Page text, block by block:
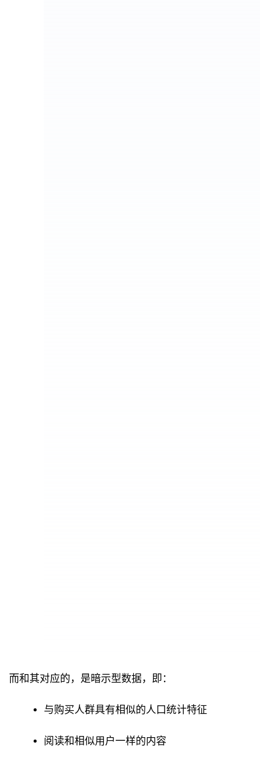
而和其对应的，是暗示型数据，即：
与购买人群具有相似的人口统计特征
阅读和相似用户一样的内容